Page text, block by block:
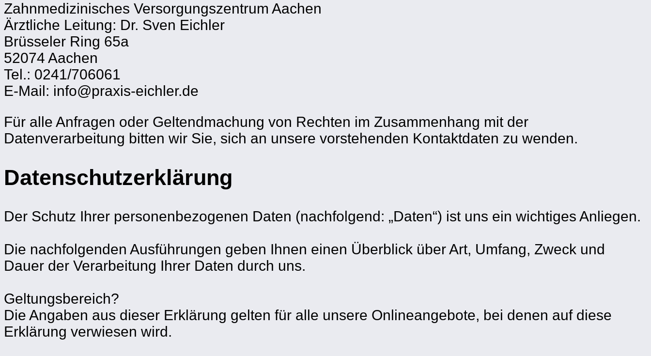
Zahnmedizinisches Versorgungszentrum Aachen
Ärztliche Leitung: Dr. Sven Eichler
Brüsseler Ring 65a
52074 Aachen
Tel.: 0241/706061
E-Mail: info@praxis-eichler.de
Für alle Anfragen oder Geltendmachung von Rechten im Zusammenhang mit der
Datenverarbeitung bitten wir Sie, sich an unsere vorstehenden Kontaktdaten zu wenden.
Datenschutzerklärung
Der Schutz Ihrer personenbezogenen Daten (nachfolgend: „Daten“) ist uns ein wichtiges Anliegen.
Die nachfolgenden Ausführungen geben Ihnen einen Überblick über Art, Umfang, Zweck und
Dauer der Verarbeitung Ihrer Daten durch uns.
Geltungsbereich?
Die Angaben aus dieser Erklärung gelten für alle unsere Onlineangebote, bei denen auf diese
Erklärung verwiesen wird.